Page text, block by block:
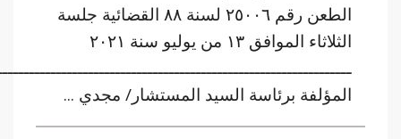
الطعن رقم ٢٥٠٠٦ لسنة ٨٨ القضائية جلسة
الثلاثاء الموافق ١٣ من يوليو سنة ٢٠٢١
المؤلفة برئاسة السيد المستشار/ مجدي ...